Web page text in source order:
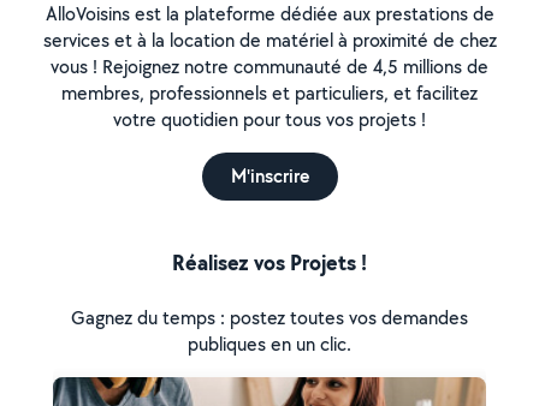
AlloVoisins est la plateforme dédiée aux prestations de
services et à la location de matériel à proximité de chez
vous ! Rejoignez notre communauté de 4,5 millions de
membres, professionnels et particuliers, et facilitez
votre quotidien pour tous vos projets !
M'inscrire
Réalisez vos Projets !
Gagnez du temps : postez toutes vos demandes
publiques en un clic.